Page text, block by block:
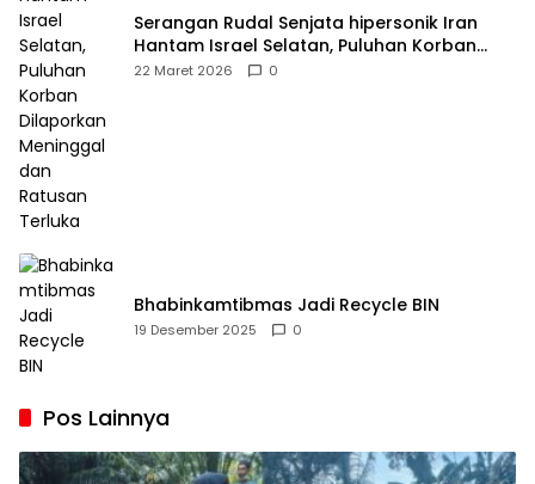
Serangan Rudal Senjata hipersonik Iran
Hantam Israel Selatan, Puluhan Korban
Dilaporkan Meninggal dan Ratusan Terluka
22 Maret 2026 0
Bhabinkamtibmas Jadi Recycle BIN
19 Desember 2025 0
Pos Lainnya